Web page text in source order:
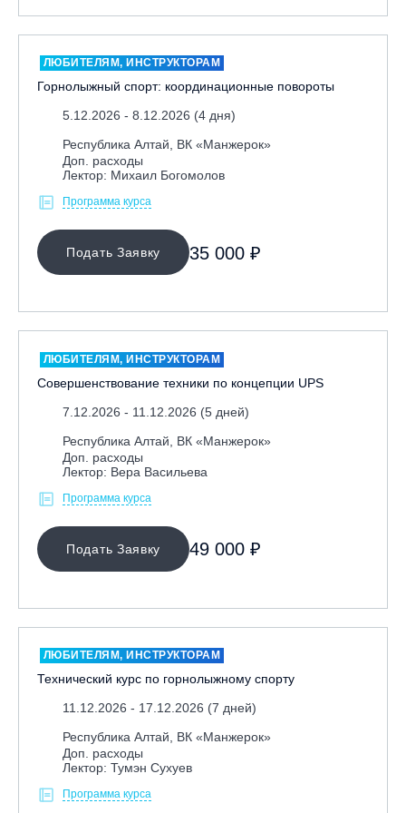
Москва, Парк «Ходынское поле»
Москва, Скалодром "Атмосфера"
Московская обл., ВГК «Лисья Гора»
Московская обл., ГК Леонида Тягачёва
Московская обл., ГЛК «Красная Горка»
Московская обл., п. Чулково, ГК «Гая Северина»
Московская обл., Сергиев Посад, вейк парк Boardberry
Республика Башкортостан, ГЛЦ "Банное"
Республика Башкортостан., с. Новоабзаково, ГЛЦ
«Абзаково»
Самара, ГЛК «СОК»
Санкт-Петербург, Всесезонный курорт «Игора»
Сочи, ГК «Красная Поляна»
Сочи, ГТЦ «Газпром»
Уфа,СШОР ПО БИАТЛОНУ РБ
Челябинская обл., Миасс, Вейк-клуб «Мастер»
Чусовой, ГК «Такман»
Южно-Сахалинск, СТК «Горный воздух»
ЛЮБИТЕЛЯМ, ИНСТРУКТОРАМ
Горнолыжный спорт: координационные повороты
5.12.2026 - 8.12.2026 (4 дня)
Республика Алтай, ВК «Манжерок»
Доп. расходы
Лектор: Михаил Богомолов
Программа курса
Подать Заявку 35 000 ₽
ЛЮБИТЕЛЯМ, ИНСТРУКТОРАМ
Совершенствование техники по концепции UPS
7.12.2026 - 11.12.2026 (5 дней)
Республика Алтай, ВК «Манжерок»
Доп. расходы
Лектор: Вера Васильева
Программа курса
Подать Заявку 49 000 ₽
ЛЮБИТЕЛЯМ, ИНСТРУКТОРАМ
Технический курс по горнолыжному спорту
11.12.2026 - 17.12.2026 (7 дней)
Республика Алтай, ВК «Манжерок»
Доп. расходы
Лектор: Тумэн Сухуев
Программа курса